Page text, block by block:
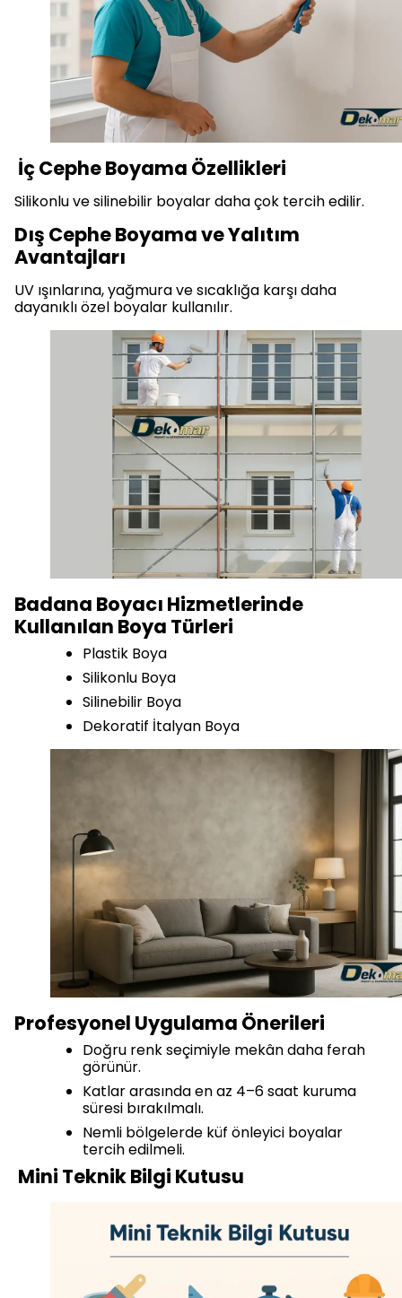
İç Cephe Boyama Özellikleri
Silikonlu ve silinebilir boyalar daha çok tercih edilir.
Dış Cephe Boyama ve Yalıtım
Avantajları
UV ışınlarına, yağmura ve sıcaklığa karşı daha
dayanıklı özel boyalar kullanılır.
Badana Boyacı Hizmetlerinde
Kullanılan Boya Türleri
Plastik Boya
Silikonlu Boya
Silinebilir Boya
Dekoratif İtalyan Boya
Profesyonel Uygulama Önerileri
Doğru renk seçimiyle mekân daha ferah
görünür.
Katlar arasında en az 4–6 saat kuruma
süresi bırakılmalı.
Nemli bölgelerde küf önleyici boyalar
tercih edilmeli.
Mini Teknik Bilgi Kutusu